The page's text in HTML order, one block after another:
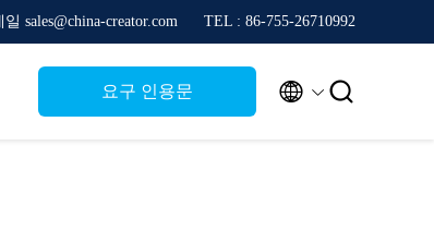
일 sales@china-creator.com TEL : 86-755-26710992
요구 인용문  